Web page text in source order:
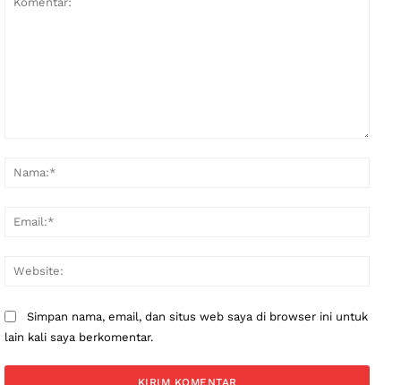
Simpan nama, email, dan situs web saya di browser ini untuk
lain kali saya berkomentar.